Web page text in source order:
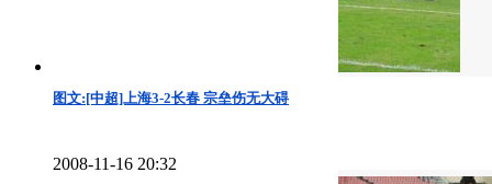
图文:[中超]上海3-2长春 宗垒伤无大碍
2008-11-16 20:32